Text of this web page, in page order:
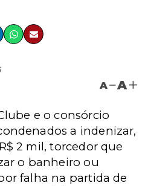
A A
e o consórcio
a indenizar,
2 mil, torcedor que
o banheiro ou
falha na partida de